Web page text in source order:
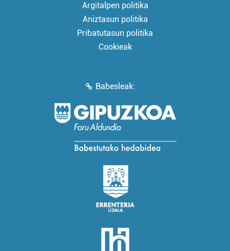
Argitalpen politika
Aniztasun politika
Pribatutasun politika
Cookieak
Babesleak: